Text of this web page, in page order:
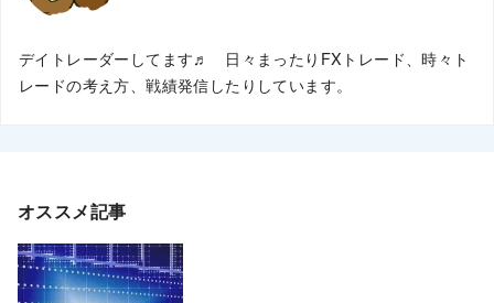
デイトレーダーしてます♬ 日々まったりFXトレード、時々ト
レードの考え方、戦績発信したりしています。
オススメ記事